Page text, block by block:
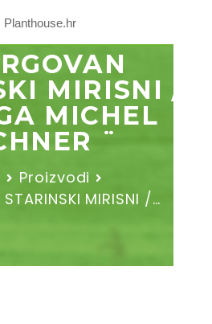
Planthouse.hr
MIRISNI /
MICHEL
¨
Proizvodi
MIRISNI /…